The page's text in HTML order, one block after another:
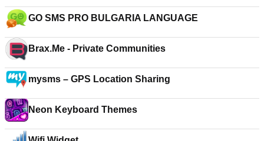
GO SMS PRO BULGARIA LANGUAGE
Brax.Me - Private Communities
mysms – GPS Location Sharing
Neon Keyboard Themes